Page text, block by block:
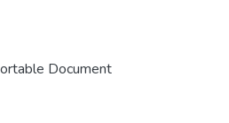
Document